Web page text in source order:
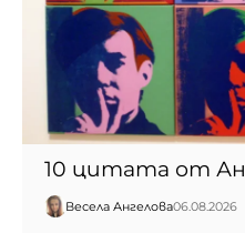
10 цитата от
Весела Ангелова06.08.2026